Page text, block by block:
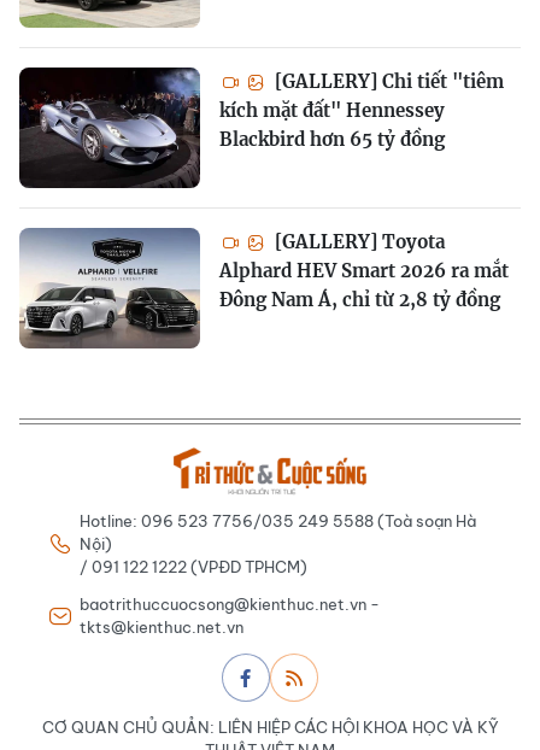
[GALLERY] Chi tiết "tiêm
kích mặt đất" Hennessey
Blackbird hơn 65 tỷ đồng
[GALLERY] Toyota
Alphard HEV Smart 2026 ra mắt
Đông Nam Á, chỉ từ 2,8 tỷ đồng
Hotline: 096 523 7756/035 249 5588 (Toà soạn Hà
Nội)
/ 091 122 1222 (VPĐD TPHCM)
baotrithuccuocsong@kienthuc.net.vn -
tkts@kienthuc.net.vn
CƠ QUAN CHỦ QUẢN: LIÊN HIỆP CÁC HỘI KHOA HỌC VÀ KỸ